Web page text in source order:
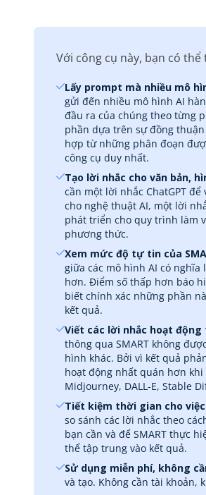
Với công cụ này, bạn có
Lấy prompt mà nhiều mô
gửi đến nhiều mô hình AI
đầu ra của chúng theo từng
phần dựa trên sự đồng
hợp từ những phân đoạn
công cụ duy nhất.
Tạo lời nhắc cho văn bản,
cần một lời nhắc ChatGPT
cho nghệ thuật AI, một lời
phát triển cho quy trình làm
phương thức.
Xem mức độ tự tin của
giữa các mô hình AI có
hơn. Điểm số thấp hơn báo
biết chính xác những phần
kết quả.
Viết các lời nhắc hoạt
thông qua SMART không
hình khác. Bởi vì kết quả
hoạt động nhất quán hơn khi
Midjourney, DALL-E, Stable
Tiết kiệm thời gian cho
so sánh các lời nhắc theo
bạn cần và để SMART thực
thể tập trung vào kết quả.
Sử dụng miễn phí, không
và tạo. Không cần tài khoản,